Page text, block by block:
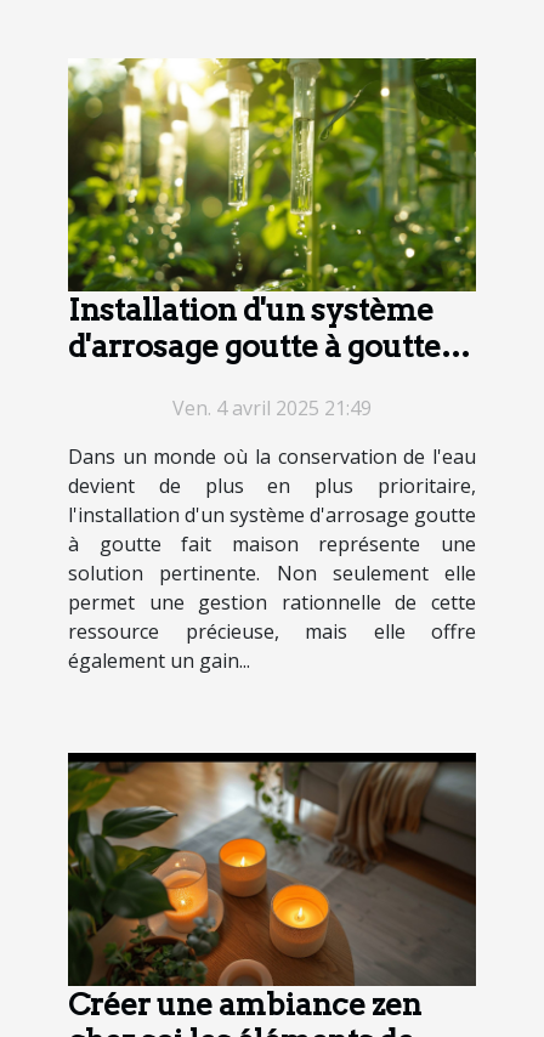
Installation d'un système
d'arrosage goutte à goutte
et le tempsVen. 4 avril 2025 21:49
Dans un monde où la conservation de l'eau
devient de plus en plus prioritaire,
l'installation d'un système d'arrosage goutte
à goutte fait maison représente une
solution pertinente. Non seulement elle
permet une gestion rationnelle de cette
ressource précieuse, mais elle offre
également un gain...
Créer une ambiance zen